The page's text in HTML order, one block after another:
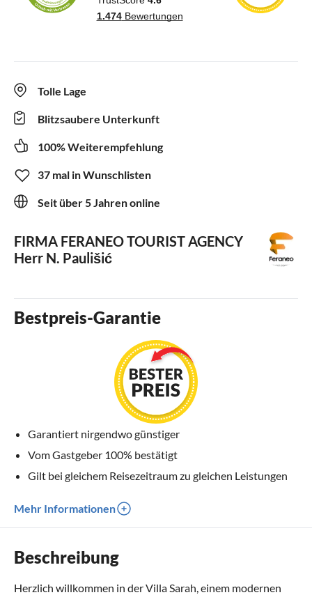
Tolle Lage
Blitzsaubere Unterkunft
100% Weiterempfehlung
37 mal in Wunschlisten
Seit über 5 Jahren online
FIRMA FERANEO TOURIST AGENCY
Herr N. Paulišić
Bestpreis-Garantie
Garantiert nirgendwo günstiger
Vom Gastgeber 100% bestätigt
Gilt bei gleichem Reisezeitraum zu gleichen Leistungen
Mehr Informationen
Beschreibung
Herzlich willkommen in der Villa Sarah, einem modernen